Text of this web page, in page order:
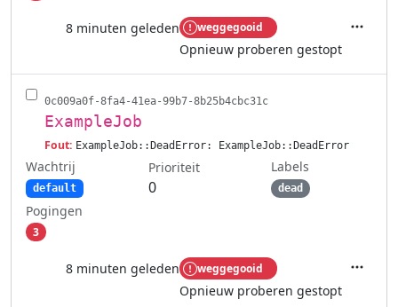
8 minuten geleden weggegooid
Opnieuw proberen gestopt
Acties
0c009a0f-8fa4-41ea-99b7-8b25b4cbc31c
ExampleJob
Fout: ExampleJob::DeadError: ExampleJob::DeadError
Wachtrij
default
Prioriteit
0
Labels
dead
Pogingen
3
8 minuten geleden weggegooid
Opnieuw proberen gestopt